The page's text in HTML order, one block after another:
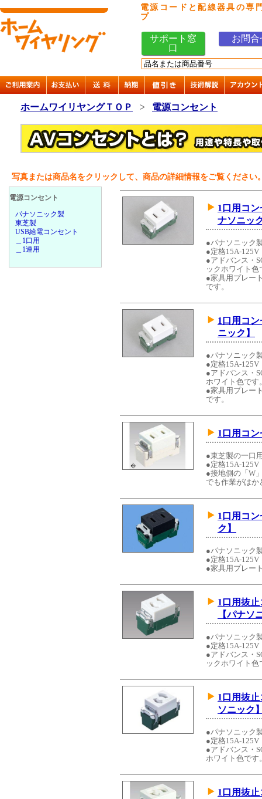
電源コードと配線器具の専
プ
サポート窓
口
お問合
ホームワイリヤングＴＯＰ > 電源コンセント
写真または商品名をクリックして、商品の詳細情報をご覧ください
電源コンセント
パナソニック製
東芝製
USB給電コンセント
＿1口用
＿1連用
1口用コ
ナソニッ
●パナソニック
●定格15A-125V
●アドバンス・
ックホワイト色
●家具用プレー
です。
1口用コ
ニック】
●パナソニック
●定格15A-125V
●アドバンス・
ホワイト色です
●家具用プレー
です。
1口用コ
●東芝製の一口
●定格15A-125V
●接地側の「W
でも作業がはか
1口用コ
ク】
●パナソニック
●定格15A-125V
●家具用プレー
1口用抜
【パナソ
●パナソニック
●定格15A-125V
●アドバンス・
ックホワイト色
1口用抜
ソニック
●パナソニック
●定格15A-125V
●アドバンス・
ホワイト色です
1口用抜